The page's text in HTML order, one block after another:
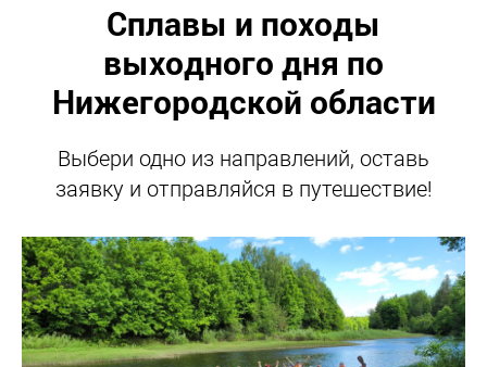
Cплавы и походы
выходного дня по
Нижегородской области
Выбери одно из направлений, оставь
заявку и отправляйся в путешествие!